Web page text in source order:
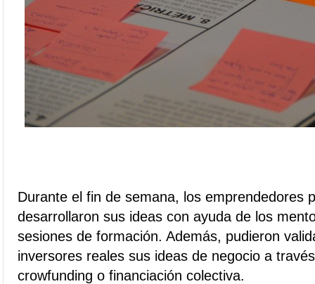
Durante el fin de semana, los emprendedores
desarrollaron sus ideas con ayuda de los
sesiones de formación. Además, pudieron
inversores reales sus ideas de negocio a
crowfunding o financiación colectiva.